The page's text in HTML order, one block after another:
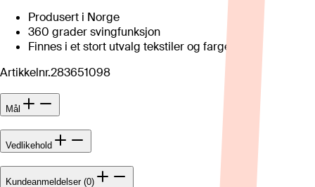
Produsert i Norge
360 grader svingfunksjon
Finnes i et stort utvalg tekstiler og farger
Artikkelnr.283651098
Mål
Vedlikehold
Kundeanmeldelser (0)